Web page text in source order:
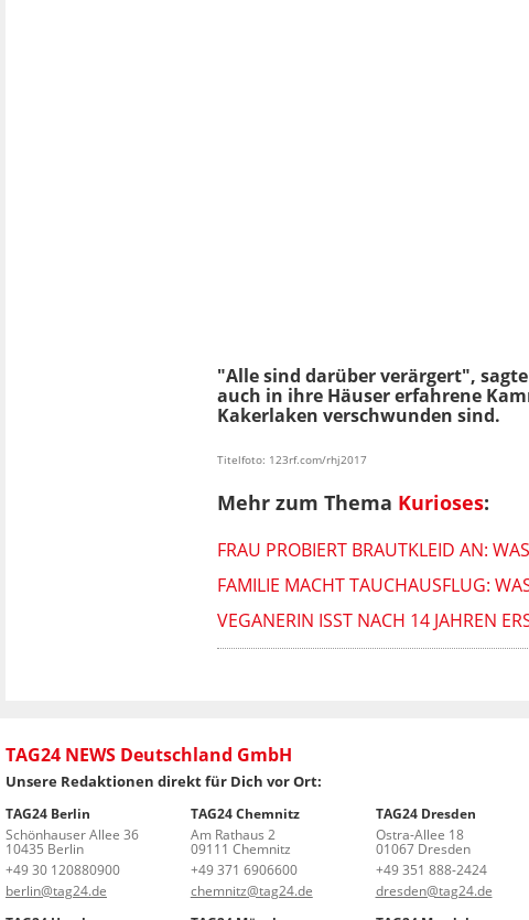
"Alle sind darüber verärgert",
auch in ihre Häuser erfahrene
Kakerlaken verschwunden sind.
Titelfoto: 123rf.com/rhj2017
Mehr zum Thema Kurioses:
FRAU PROBIERT BRAUTKLEID AN:
FAMILIE MACHT TAUCHAUSFLUG:
VEGANERIN ISST NACH 14 JAHREN
TAG24 NEWS Deutschland GmbH
Unsere Redaktionen direkt für Dich vor Ort:
TAG24 Berlin
Schönhauser Allee 36
10435 Berlin
+49 30 120880900
berlin@tag24.de
TAG24 Chemnitz
Am Rathaus 2
09111 Chemnitz
+49 371 6906600
chemnitz@tag24.de
TAG24 Dresden
Ostra-Allee 18
01067 Dresden
+49 351 888-2424
dresden@tag24.de